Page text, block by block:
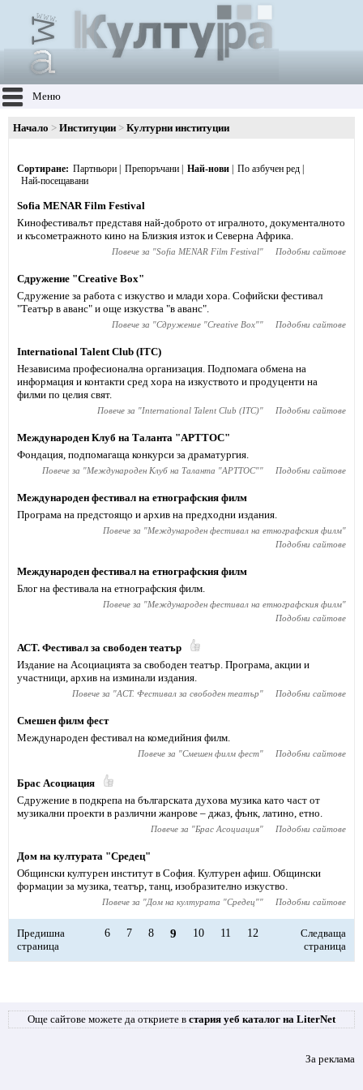
Меню
Начало Институции Културни институции
Сортиране Партньори Препоръчани Най-нови
По азбучен ред
Най-посещавани
Sofia MENAR Film Festival
Кинофестивалът представя най-доброто от игралното, документалното
и късометражното кино на Близкия изток и Северна Африка.
Повече за "Sofia MENAR Film Festival" Подобни сайтове
Сдружение "Creative Box"
Сдружение за работа с изкуство и млади хора. Софийски фестивал
"Театър в аванс" и още изкуства "в аванс".
Повече за "Сдружение "Creative Box"" Подобни сайтове
International Talent Club (ITC)
Независима професионална организация. Подпомага обмена на
информация и контакти сред хора на изкуството и продуценти на
филми по целия свят.
Повече за "International Talent Club (ITC)" Подобни сайтове
Международен Клуб на Таланта "АРТТОС"
Фондация, подпомагаща конкурси за драматургия.
Повече за "Международен Клуб на Таланта "АРТТОС"" Подобни сайтове
Международен фестивал на етнографския филм
Програма на предстоящо и архив на предходни издания.
Повече за "Международен фестивал на етнографския филм"
Подобни сайтове
Международен фестивал на етнографския филм
Блог на фестивала на етнографския филм.
Повече за "Международен фестивал на етнографския филм"
Подобни сайтове
АСТ. Фестивал за свободен театър
Издание на Асоциацията за свободен театър. Програма, акции и
участници, архив на изминали издания.
Повече за "АСТ. Фестивал за свободен театър" Подобни сайтове
Смешен филм фест
Международен фестивал на комедийния филм.
Повече за "Смешен филм фест" Подобни сайтове
Брас Асоциация
Сдружение в подкрепа на българската духова музика като част от
музикални проекти в различни жанрове – джаз, фънк, латино, етно.
Повече за "Брас Асоциация" Подобни сайтове
Дом на културата "Средец"
Общински културен институт в София. Културен афиш. Общински
формации за музика, театър, танц, изобразително изкуство.
Повече за "Дом на културата "Средец"" Подобни сайтове
Предишна
страница
6 7 8 9 10 11 12
Следваща
страница
Още сайтове можете да откриете в стария уеб каталог на LiterNet
За реклама